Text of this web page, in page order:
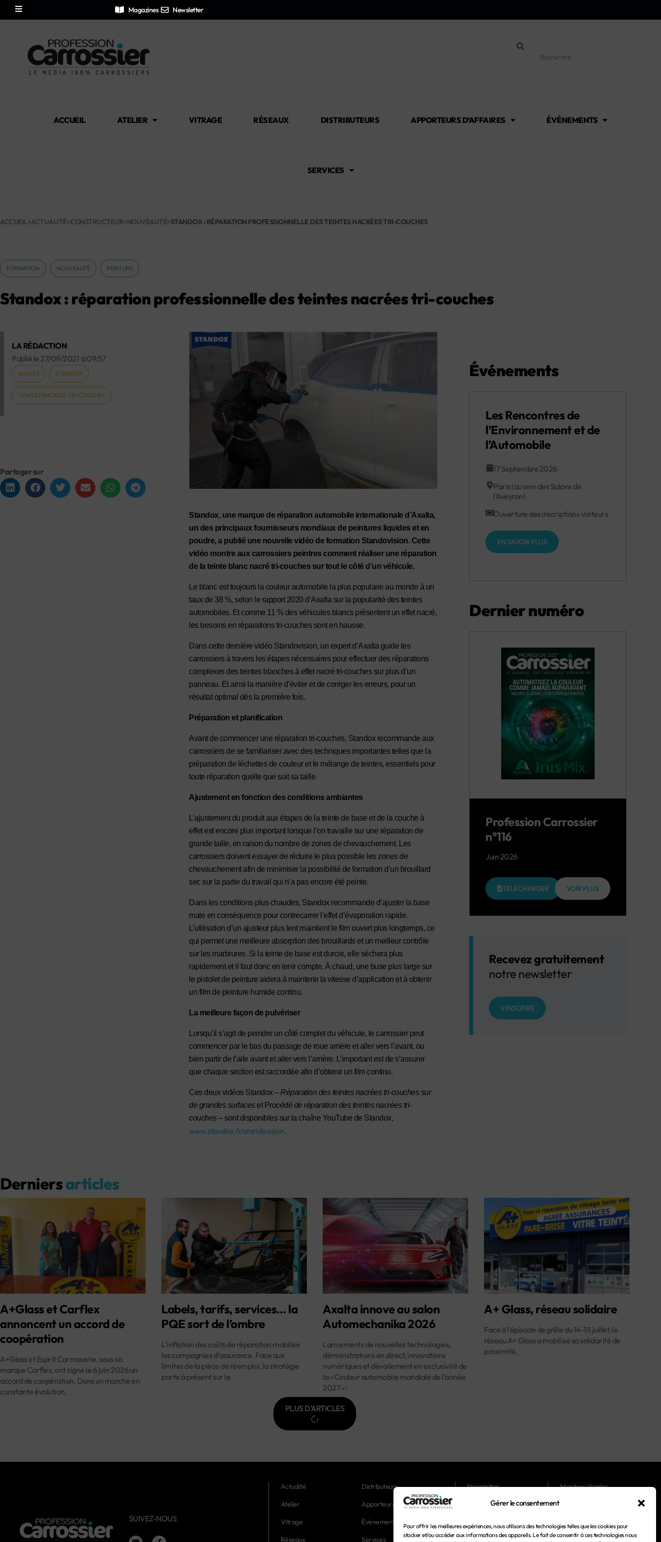
Gérer le consentement
Pour offrir les meilleures expériences, nous utilisons des technologies telles que les cookies pour
stocker et/ou accéder aux informations des appareils. Le fait de consentir à ces technologies nous
Magazines Newsletter
ACCUEIL ATELIER VITRAGE RÉSEAUX DISTRIBUTEURS APPORTEURS D’AFFAIRES ÉVÉNEMENTS
SERVICES
ACCUEIL >ACTUALITÉ>CONSTRUCTEUR>NOUVEAUTÉ>STANDOX : RÉPARATION PROFESSIONNELLE DES TEINTES NACRÉES TRI-COUCHES
FORMATION NOUVEAUTÉ PEINTURE
Standox : réparation professionnelle des teintes nacrées tri-couches
LA RÉDACTION
Publié le 27/09/2021 à 09:57
AXALTA STANDOX
TEINTES NACRÉES TRI-COUCHES
Partager sur
Standox, une marque de réparation automobile internationale d’Axalta,
un des principaux fournisseurs mondiaux de peintures liquides et en
poudre, a publié une nouvelle vidéo de formation Standovision. Cette
vidéo montre aux carrossiers peintres comment réaliser une réparation
de la teinte blanc nacré tri-couches sur tout le côté d’un véhicule.
Le blanc est toujours la couleur automobile la plus populaire au monde à un
taux de 38 %, selon le rapport 2020 d’Axalta sur la popularité des teintes
automobiles. Et comme 11 % des véhicules blancs présentent un effet nacré,
les besoins en réparations tri-couches sont en hausse.
Dans cette dernière vidéo Standovision, un expert d’Axalta guide les
carrossiers à travers les étapes nécessaires pour effectuer des réparations
complexes des teintes blanches à effet nacré tri-couches sur plus d’un
panneau. Et ainsi la manière d’éviter et de corriger les erreurs, pour un
résultat optimal dès la première fois.
Préparation et planification
Avant de commencer une réparation tri-couches, Standox recommande aux
carrossiers de se familiariser avec des techniques importantes telles que la
préparation de léchettes de couleur et le mélange de teintes, essentiels pour
toute réparation quelle que soit sa taille.
Ajustement en fonction des conditions ambiantes
L’ajustement du produit aux étapes de la teinte de base et de la couche à
effet est encore plus important lorsque l’on travaille sur une réparation de
grande taille, en raison du nombre de zones de chevauchement. Les
carrossiers doivent essayer de réduire le plus possible les zones de
chevauchement afin de minimiser la possibilité de formation d’un brouillard
sec sur la partie du travail qui n’a pas encore été peinte.
Dans les conditions plus chaudes, Standox recommande d’ajuster la base
mate en conséquence pour contrecarrer l’effet d’évaporation rapide.
L’utilisation d’un ajusteur plus lent maintient le film ouvert plus longtemps, ce
qui permet une meilleure absorption des brouillards et un meilleur contrôle
sur les marbrures. Si la teinte de base est durcie, elle séchera plus
rapidement et il faut donc en tenir compte. À chaud, une buse plus large sur
le pistolet de peinture aidera à maintenir la vitesse d’application et à obtenir
un film de peinture humide continu.
La meilleure façon de pulvériser
Lorsqu’il s’agit de peindre un côté complet du véhicule, le carrossier peut
commencer par le bas du passage de roue arrière et aller vers l’avant, ou
bien partir de l’aile avant et aller vers l’arrière. L’important est de s’assurer
que chaque section est raccordée afin d’obtenir un film continu.
Ces deux vidéos Standox – Réparation des teintes nacrées tri-couches sur
de grandes surfaceset Procédé de réparation des teintes nacrées tri-
couches– sont disponibles sur la chaîne YouTube de Standox,
www.standox.fr/standovision.
Événements
Les Rencontres de
l’Environnement et de
l’Automobile
17 Septembre 2026
Paris (au sein des Salons de
l’Aveyron)
Ouverture des inscriptions visiteurs
EN SAVOIR PLUS
Dernier numéro
Profession Carrossier
n°116
Juin 2026
TÉLÉCHARGER VOIR PLUS
Recevez gratuitement
notre newsletter
S'INSCRIRE
Derniersarticles
A+Glass et Carflex
annoncent un accord de
coopération
A+Glass et Esprit Carrosserie, sous sa
marque Carflex, ont signé le 6 juin 2026 un
accord de coopération. Dans un marché en
constante évolution,
Labels, tarifs, services… la
PQE sort de l’ombre
L’inflation des coûts de réparation mobilise
les compagnies d’assurance. Face aux
limites de la pièce de réemploi, la stratégie
porte à présent sur le
Axalta innove au salon
Automechanika 2026
Lancements de nouvelles technologies,
démonstrations en direct, innovations
numériques et dévoilement en exclusivité de
la « Couleur automobile mondiale de l’année
2027 » :
A+ Glass, réseau solidaire
Face à l’épisode de grêle du 14-15 juillet, le
réseau A+ Glass a mobilisé sa solidarité de
proximité.
PLUS D'ARTICLES
SUIVEZ-NOUS
Actualité
Atelier
Vitrage
Réseaux
Distributeurs
Apporteurs d'affaires
Évènements
Services
Newsletter
Magazines
Mentions légales
Conditions générales de